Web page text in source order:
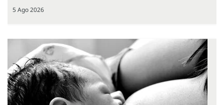
5 Ago 2026